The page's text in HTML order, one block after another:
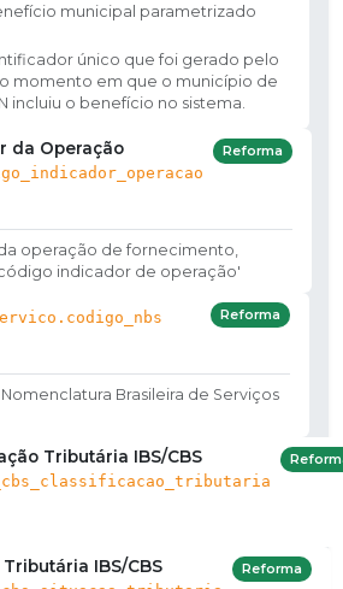
municipal parametrizado
único que foi gerado pelo
momento em que o município de
incluiu o benefício no sistema.
da Operação Reforma
operação de fornecimento,
indicador de operação'
Reforma
Brasileira de Serviços
Tributária IBS/CBS
IBS/CBS Reforma